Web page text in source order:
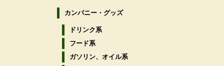
カンパニー・グッズ
ドリンク系
フード系
ガソリン、オイル系